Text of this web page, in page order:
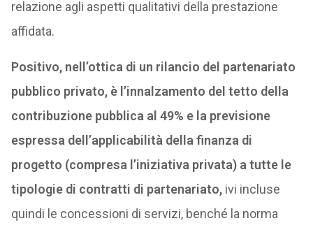
relazione agli aspetti qualitativi della prestazione
affidata.
Positivo, nell’ottica di un rilancio del partenariato
pubblico privato, è l’innalzamento del tetto della
contribuzione pubblica al 49% e la previsione
espressa dell’applicabilità della finanza di
progetto (compresa l’iniziativa privata) a tutte le
tipologie di contratti di partenariato,ivi incluse
quindi le concessioni di servizi, benché la norma